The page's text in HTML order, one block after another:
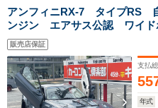
アンフィニRX-7 タイプRS
ンジン エアサス公認 ワイド
パー カナード ボンネット
FC WORK18インチAW 前
テルスグレー
販売店保証
支払
年式